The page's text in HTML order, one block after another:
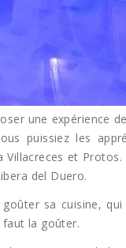
une expérience
puissiez les
et
del Duero.
sa cuisine,
la goûter.